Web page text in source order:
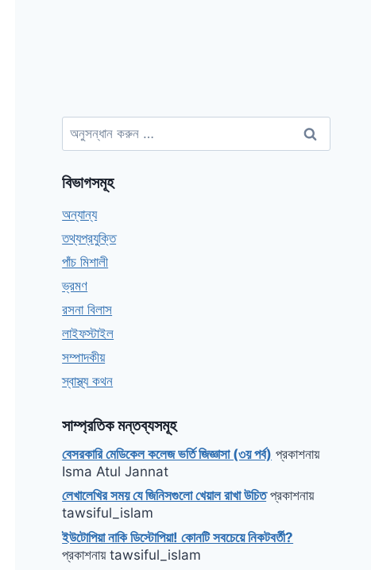
অনুসন্ধানঃ
বিভাগসমূহ
অন্যান্য
তথ্যপ্রযুক্তি
পাঁচ মিশালী
ভ্রমণ
রসনা বিলাস
লাইফস্টাইল
সম্পাদকীয়
স্বাস্থ্য কথন
সাম্প্রতিক মন্তব্যসমূহ
বেসরকারি মেডিকেল কলেজ ভর্তি জিজ্ঞাসা (৩য় পর্ব) প্রকাশনায়
Isma Atul Jannat
লেখালেখির সময় যে জিনিসগুলো খেয়াল রাখা উচিতপ্রকাশনায়
tawsiful_islam
ইউটোপিয়া নাকি ডিস্টোপিয়া! কোনটি সবচেয়ে নিকটবর্তী?
প্রকাশনায়tawsiful_islam